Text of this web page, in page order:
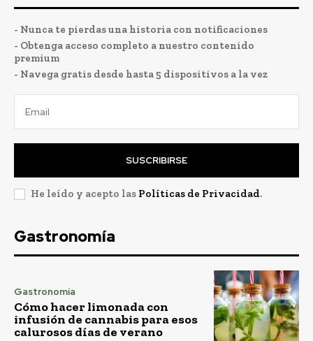
- Nunca te pierdas una historia con notificaciones
- Obtenga acceso completo a nuestro contenido
premium
- Navega gratis desde hasta 5 dispositivos a la vez
SUSCRIBIRSE
He leído y acepto las Políticas de Privacidad.
Gastronomía
Gastronomía
Cómo hacer limonada con
infusión de cannabis para esos
calurosos días de verano